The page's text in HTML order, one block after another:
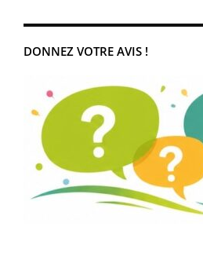
DONNEZ VOTRE AVIS !